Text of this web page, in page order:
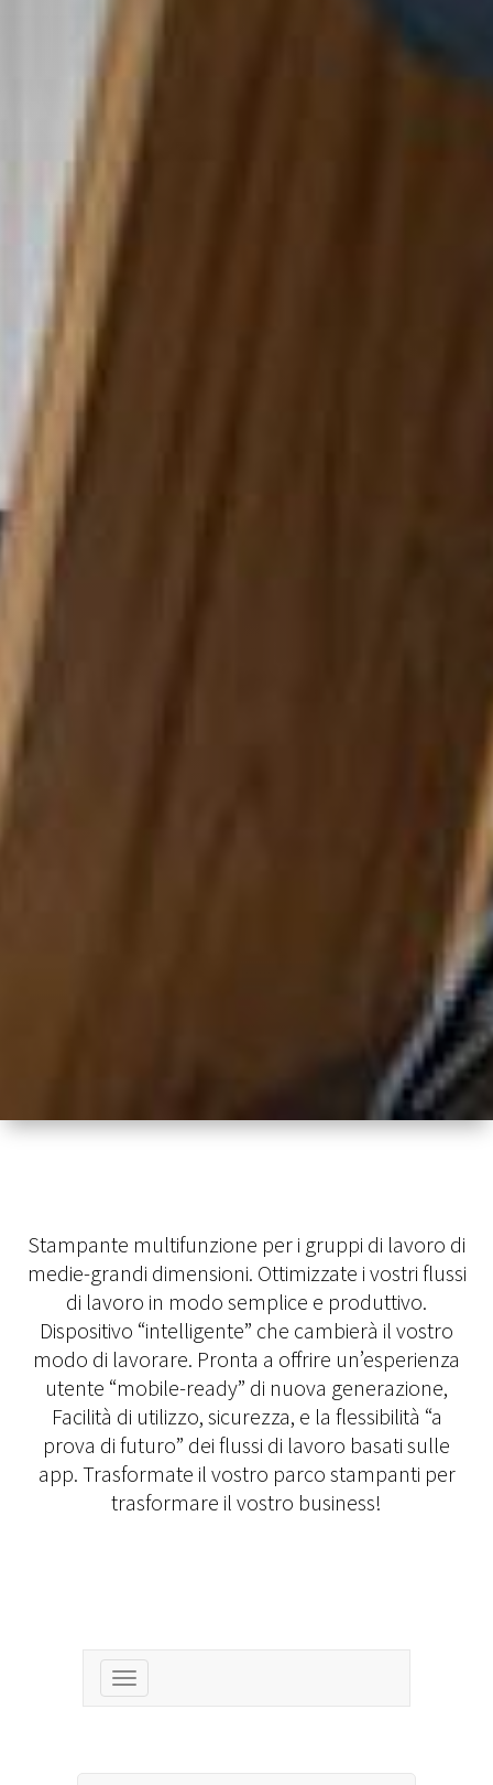
Stampante multifunzione per i gruppi di lavoro di
medie-grandi dimensioni. Ottimizzate i vostri flussi
di lavoro in modo semplice e produttivo.
Dispositivo “intelligente” che cambierà il vostro
modo di lavorare. Pronta a offrire un’esperienza
utente “mobile-ready” di nuova generazione,
Facilità di utilizzo, sicurezza, e la flessibilità “a
prova di futuro” dei flussi di lavoro basati sulle
app. Trasformate il vostro parco stampanti per
trasformare il vostro business!
Toggle
navigation